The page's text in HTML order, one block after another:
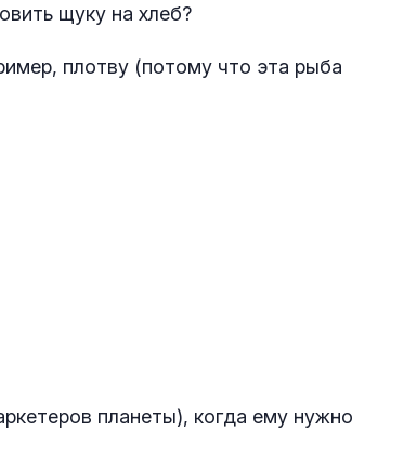
щуку на хлеб?
плотву (потому что эта рыба
планеты), когда ему нужно